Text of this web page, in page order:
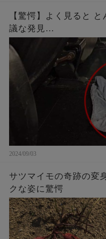
【驚愕】よく見ると
議な発見…
2024/09/03
サツマイモの奇跡の変
クな姿に驚愕